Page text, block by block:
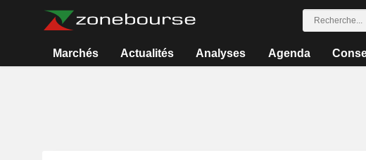
Marchés Actualités Analyses Agenda